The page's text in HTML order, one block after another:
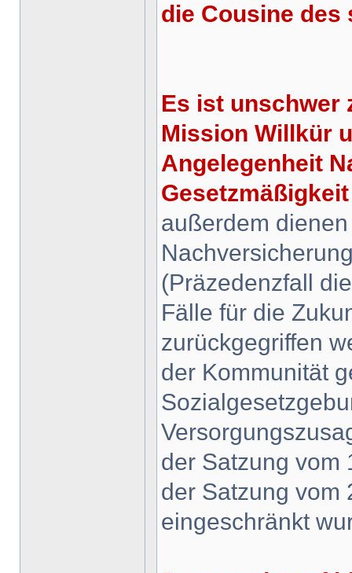
die Cousine des
Es ist unschwer
Mission Willkür
Angelegenheit
außerdem
(Präzedenzfall
Fälle für die
zurückgegriffen
der Kommunität
der Satzung vom
der Satzung vom
eingeschränkt